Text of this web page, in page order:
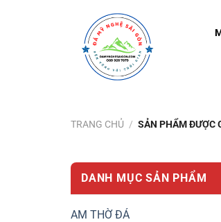
TRANG CHỦ / SẢN PHẨM ĐƯỢC
DANH MỤC SẢN PHẨM
AM THỜ ĐÁ